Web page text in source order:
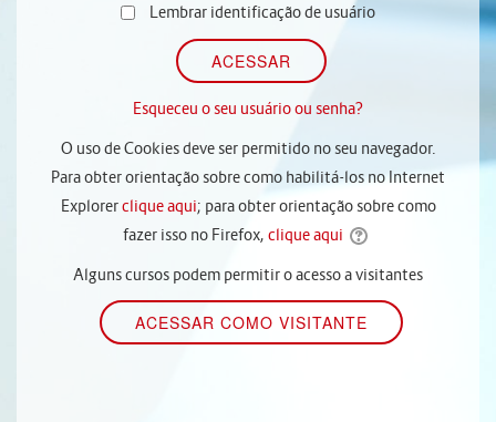
Lembrar identificação de usuário
Esqueceu o seu usuário ou senha?
O uso de Cookies deve ser permitido no seu navegador.
Para obter orientação sobre como habilitá-los no Internet
Explorerclique aqui; para obter orientação sobre como
fazer isso no Firefox, clique aqui
Alguns cursos podem permitir o acesso a visitantes